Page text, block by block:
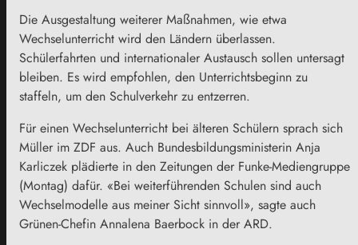
Die Ausgestaltung weiterer Maßnahmen, wie etwa
Wechselunterricht wird den Ländern überlassen.
Schülerfahrten und internationaler Austausch sollen untersagt
bleiben. Es wird empfohlen, den Unterrichtsbeginn zu
staffeln, um den Schulverkehr zu entzerren.
Für einen Wechselunterricht bei älteren Schülern sprach sich
Müller im ZDF aus. Auch Bundesbildungsministerin Anja
Karliczek plädierte in den Zeitungen der Funke-Mediengruppe
(Montag) dafür. «Bei weiterführenden Schulen sind auch
Wechselmodelle aus meiner Sicht sinnvoll», sagte auch
Grünen-Chefin Annalena Baerbock in der ARD.